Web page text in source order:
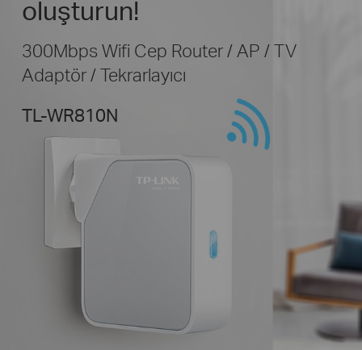
oluşturun!
300Mbps Wifi Cep Router / AP / TV
Adaptör / Tekrarlayıcı
TL-WR810N